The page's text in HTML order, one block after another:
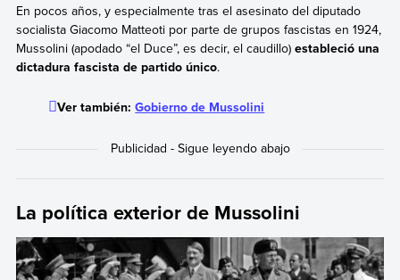
En pocos años, y especialmente tras el asesinato del diputado
socialista Giacomo Matteoti por parte de grupos fascistas en 1924,
Mussolini (apodado “el Duce”, es decir, el caudillo) estableció una
dictadura fascista de partido único.
Ver también:Gobierno de Mussolini
La política exterior de Mussolini